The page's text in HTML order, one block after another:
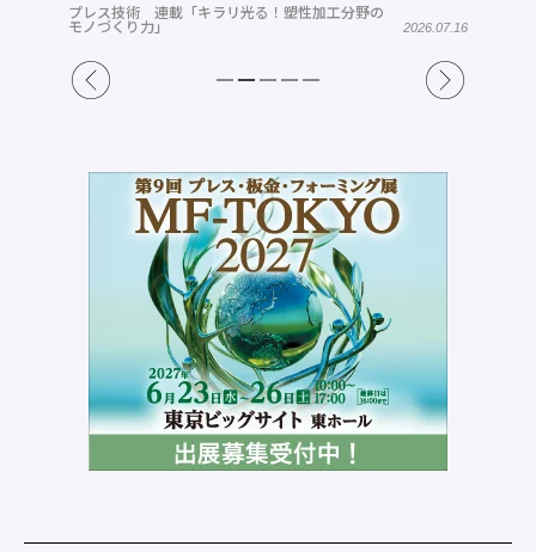
プレス技術 連載「キラリ光る！塑性加工分野の
モノづくり力」
2026.07.16